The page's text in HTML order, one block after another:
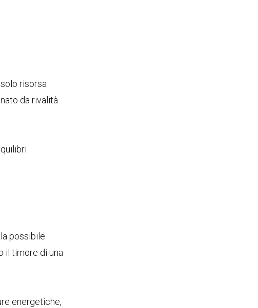
solo risorsa
da rivalità
possibile
il timore di una
energetiche,